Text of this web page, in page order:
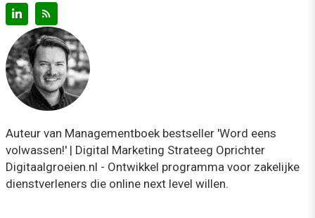
Auteur van Managementboek bestseller 'Word eens
volwassen!' | Digital Marketing Strateeg Oprichter
Digitaalgroeien.nl - Ontwikkel programma voor zakelijke
dienstverleners die online next level willen.